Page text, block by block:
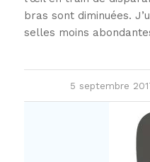
bras sont diminuées.
selles moins
5 septembre
/